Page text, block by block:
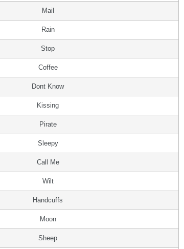
Mail
Rain
Stop
Coffee
Dont Know
Kissing
Pirate
Sleepy
Call Me
Wilt
Handcuffs
Moon
Sheep